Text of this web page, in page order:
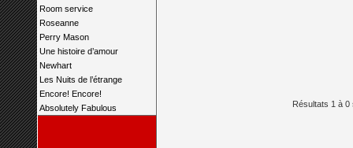
Room service
Roseanne
Perry Mason
Une histoire d’amour
Newhart
Les Nuits de l’étrange
Encore! Encore!
Absolutely Fabulous
Résultats 1 à 0